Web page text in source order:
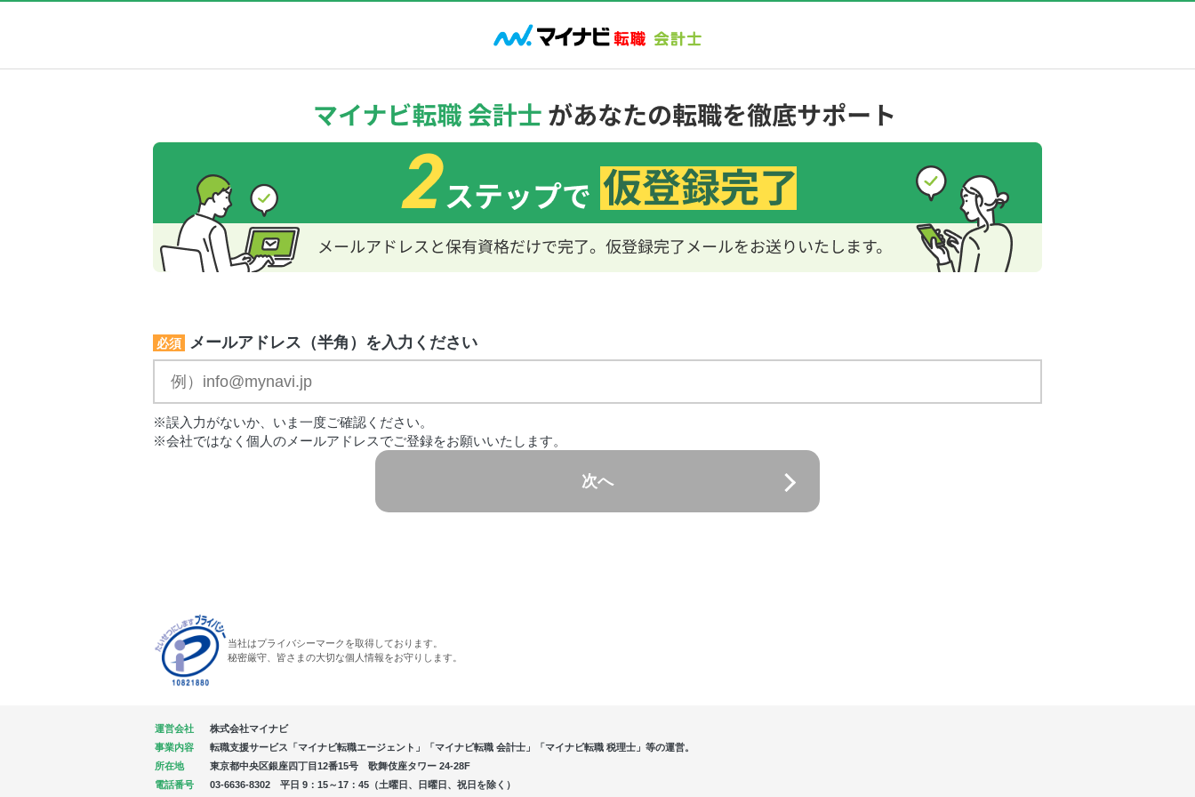
必須 メールアドレス（半角）を入力ください
※誤入力がないか、いま一度ご確認ください。
※会社ではなく個人のメールアドレスでご登録をお願いいたします。
次へ
当社はプライバシーマークを取得しております。
秘密厳守、皆さまの大切な個人情報をお守りします。
運営会社
株式会社マイナビ
事業内容
転職支援サービス「マイナビ転職エージェント」「マイナビ転職 会計士」「マイナビ転職 税理士」等の運営。
所在地
東京都中央区銀座四丁目12番15号 歌舞伎座タワー 24-28F
電話番号
03-6636-8302 平日 9：15～17：45（土曜日、日曜日、祝日を除く）